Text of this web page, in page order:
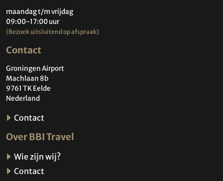
maandag t/m vrijdag
09:00-17:00 uur
(Bezoek uitsluitend op afspraak)
Contact
Groningen Airport
Machlaan 8b
9761 TK Eelde
Nederland
Contact
Over BBI Travel
Wie zijn wij?
Contact